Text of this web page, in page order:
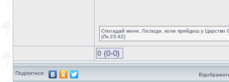
Спогадай мене, Господи, коли прийдеш у Царство
(Лк 23:42)
0 (0-0)
Поділитися: